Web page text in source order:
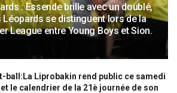
: Essende brille avec un doublé,
Léopards se distinguent lors de la
League entre Young Boys et Sion.
ball:La Liprobakin rend public ce samedi
le calendrier de la 21è journée de son